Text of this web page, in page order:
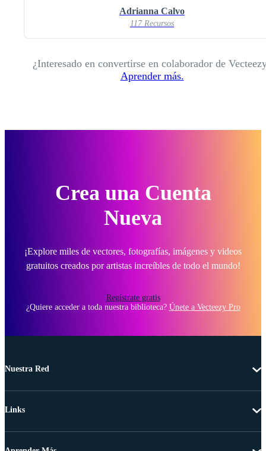
Adrianna Calvo
117 Recursos
¿Interesado en convertirse en colaborador de
Aprender más.
Crea una Cuenta
Nueva
¡Explore miles de vectores, fotografías, imágenes y videos
gratuitos creados por artistas increíbles de todo el mundo!
Regístrate gratis
¿Quiere acceder a toda nuestra biblioteca? Únete a Vecteezy Pro
Nuestra Red
Links